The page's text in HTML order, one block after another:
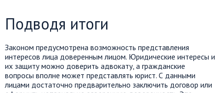
Подводя итоги
Законом предусмотрена возможность представления
интересов лица доверенным лицом. Юридические интересы и
их защиту можно доверить адвокату, а гражданские
вопросы вполне может представлять юрист. С данными
лицами достаточно предварительно заключить договор или